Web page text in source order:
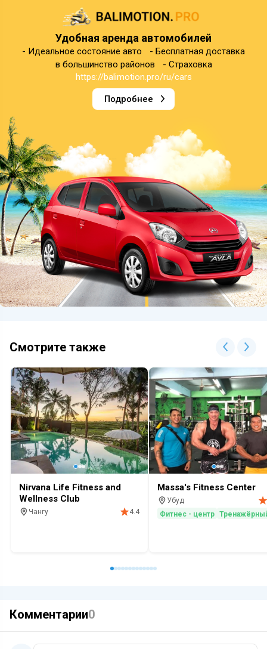
Удобная аренда автомобилей
- Идеальное состояние авто - Бесплатная доставка
в большинство районов - Страховка
https://balimotion.pro/ru/cars
Подробнее
Смотрите также
Nirvana Life Fitness and
Wellness Club
Чангу
4.4
Massa's Fitness Center
Убуд
Фитнес - центр
Комментарии0